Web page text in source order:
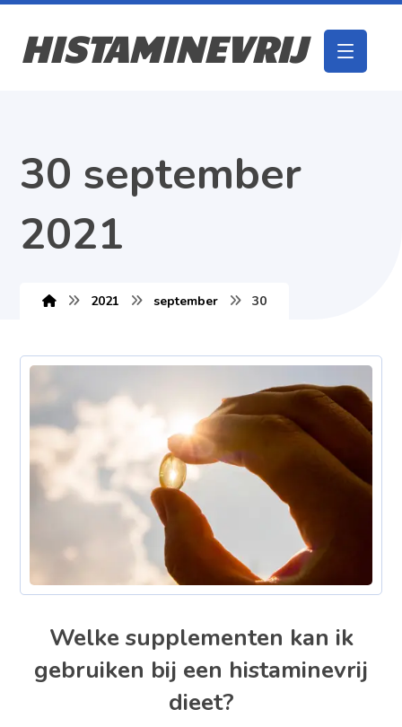
HISTAMINEVRIJ
30 september
2021
2021 september 30
Welke supplementen kan ik
gebruiken bij een histaminevrij
dieet?